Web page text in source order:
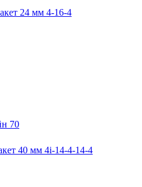
24 мм 4-16-4
70
40 мм 4i-14-4-14-4